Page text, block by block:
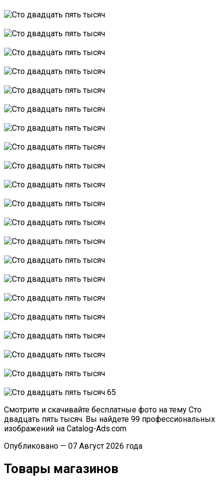
Смотрите и скачивайте бесплатные фото на тему Сто
двадцать пять тысяч. Вы найдете 99 профессиональных
изображений на Catalog-Ads.com
Опубликовано — 07 Август 2026 года
Товары магазинов